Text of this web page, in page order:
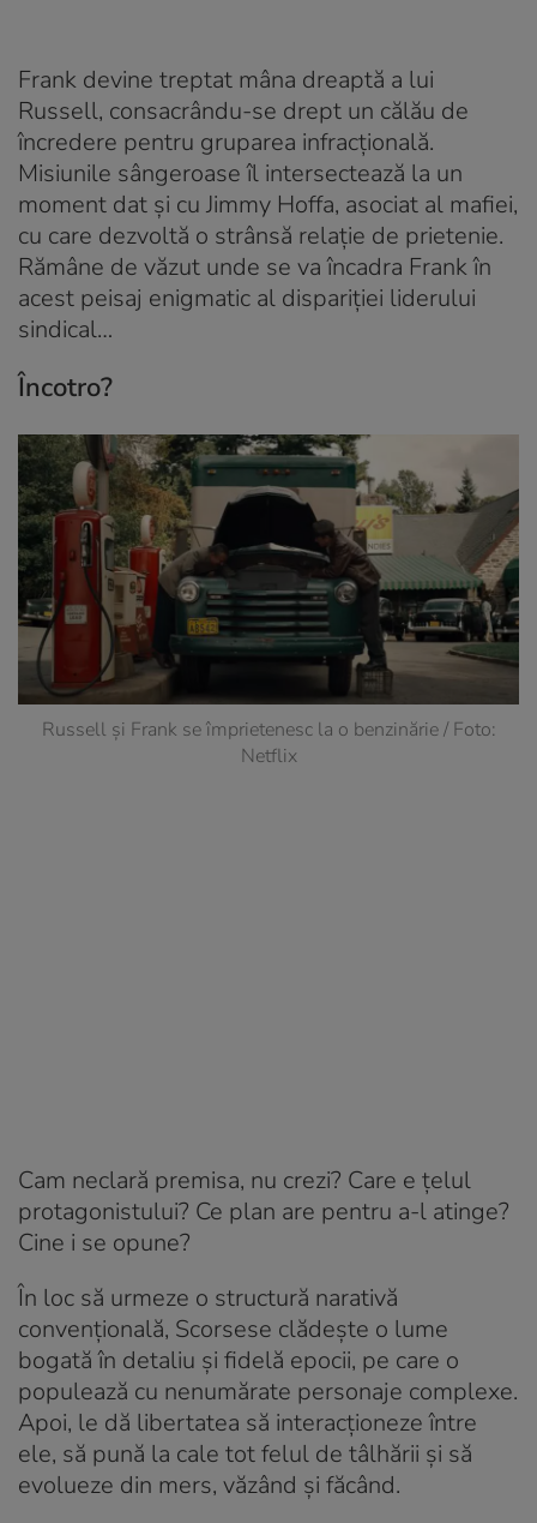
Frank devine treptat mâna dreaptă a lui
Russell, consacrându-se drept un călău de
încredere pentru gruparea infracțională.
Misiunile sângeroase îl intersectează la un
moment dat și cu Jimmy Hoffa, asociat al mafiei,
cu care dezvoltă o strânsă relație de prietenie.
Rămâne de văzut unde se va încadra Frank în
acest peisaj enigmatic al dispariției liderului
sindical…
Încotro?
Russell și Frank se împrietenesc la o benzinărie / Foto:
Netflix
Cam neclară premisa, nu crezi? Care e țelul
protagonistului? Ce plan are pentru a-l atinge?
Cine i se opune?
În loc să urmeze o structură narativă
convențională, Scorsese clădește o lume
bogată în detaliu și fidelă epocii, pe care o
populează cu nenumărate personaje complexe.
Apoi, le dă libertatea să interacționeze între
ele, să pună la cale tot felul de tâlhării și să
evolueze din mers, văzând și făcând.